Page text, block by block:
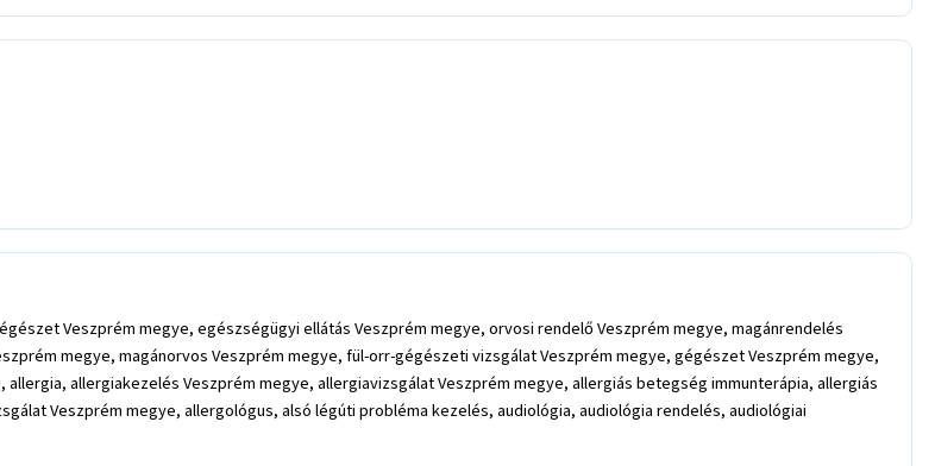
Veszprém megye, egészségügyi ellátás Veszprém megye, orvosi rendelő Veszprém megye, magánrendelés
megye, magánorvos Veszprém megye, fül-orr-gégészeti vizsgálat Veszprém megye, gégészet Veszprém megye,
allergiakezelés Veszprém megye, allergiavizsgálat Veszprém megye, allergiás betegség immunterápia, allergiás
Veszprém megye, allergológus, alsó légúti probléma kezelés, audiológia, audiológia rendelés, audiológiai